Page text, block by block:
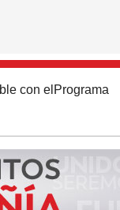
con el Programa